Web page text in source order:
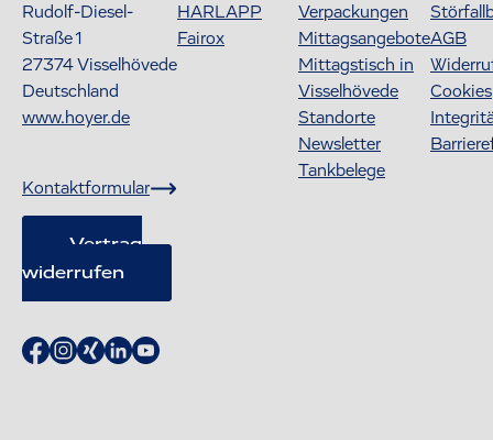
Rudolf-Diesel-
Straße 1
27374Visselhövede
Deutschland
www.hoyer.de
Kontaktformular
Vertrag
widerrufen
HARLAPP
Fairox
Verpackungen
Mittagsangebote
Mittagstisch in
Visselhövede
Standorte
Newsletter
Tankbelege
AGB
Cookies